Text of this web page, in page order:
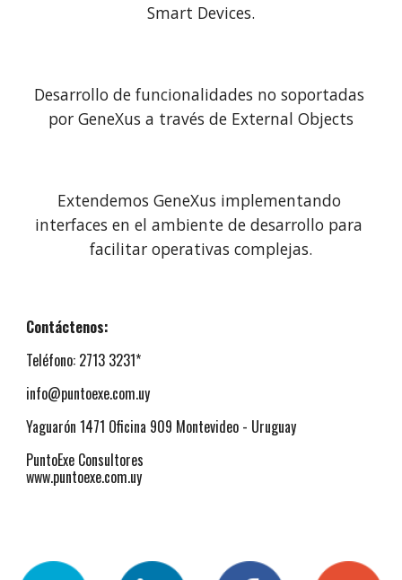
Smart Devices.
Desarrollo de funcionalidades no soportadas
por GeneXus a través de External Objects
Extendemos GeneXus implementando
interfaces en el ambiente de desarrollo para
facilitar operativas complejas.
Contáctenos:
Teléfono: 2713 3231*
info@puntoexe.com.uy
Yaguarón 1471 Oficina 909 Montevideo - Uruguay
PuntoExe Consultores
www.puntoexe.com.uy